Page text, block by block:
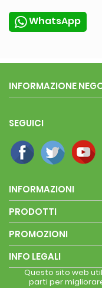
WhatsApp
INFORMAZIONE
SEGUICI
INFORMAZIONI
PRODOTTI
PROMOZIONI
INFO LEGALI
Questo sito web
parti per